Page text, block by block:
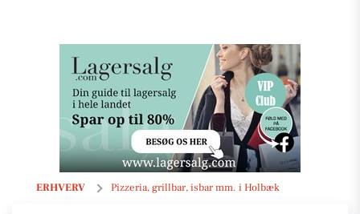
ERHVERV Pizzeria, grillbar, isbar mm. i Holbæk
AOA kaffe